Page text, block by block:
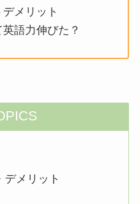
メリット
語力伸びた？
デメリット